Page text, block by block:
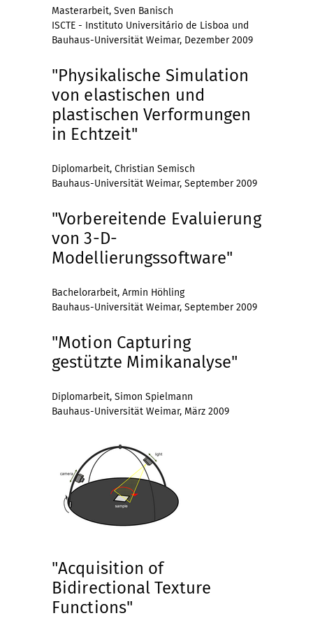
Masterarbeit, Sven Banisch
ISCTE - Instituto Universitário de Lisboa und
Bauhaus-Universität Weimar, Dezember 2009
"Physikalische Simulation
von elastischen und
plastischen Verformungen
in Echtzeit"
Diplomarbeit, Christian Semisch
Bauhaus-Universität Weimar, September 2009
"Vorbereitende Evaluierung
von 3-D-
Modellierungssoftware"
Bachelorarbeit, Armin Höhling
Bauhaus-Universität Weimar, September 2009
"Motion Capturing
gestützte Mimikanalyse"
Diplomarbeit, Simon Spielmann
Bauhaus-Universität Weimar, März 2009
"Acquisition of
Bidirectional Texture
Functions"